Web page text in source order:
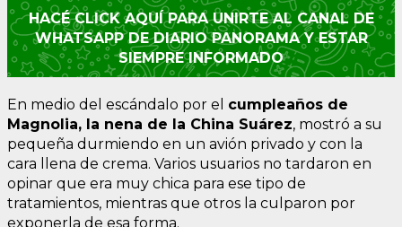
HACÉ CLICK AQUÍ PARA UNIRTE AL CANAL DE
WHATSAPP DE DIARIO PANORAMA Y ESTAR
SIEMPRE INFORMADO
En medio del escándalo por el cumpleaños de
Magnolia, la nena de la China Suárez, mostró a su
pequeña durmiendo en un avión privado y con la
cara llena de crema. Varios usuarios no tardaron en
opinar que era muy chica para ese tipo de
tratamientos, mientras que otros la culparon por
exponerla de esa forma.